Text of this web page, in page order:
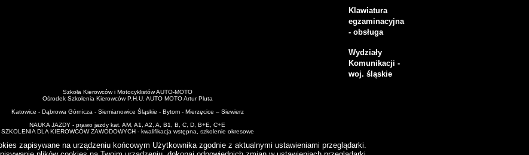
Klawiatura
egzaminacyjna
- obsługa
Wydziały
Komunikacji -
woj. śląskie
Szkoła Kierowców i Motocyklistów AUTO-MOTO
Ośrodek Szkolenia Kierowców P.H.U. AUTO MOTO Artur Pluta
Katowice - Dąbrowa Górnicza - Siemianowice Śląskie - Bytom - Mierzęcice – Siewierz
NAUKA JAZDY - prawo jazdy kat. AM, A1, A2, A, B1, B, C, D, B+E, C+E
SZKOLENIA DLA KIEROWCÓW ZAWODOWYCH - kwalifikacja wstępna, szkolenie okresowe
zapisywane na urządzeniu końcowym Użytkownika zgodnie z aktualnymi ustawieniami przeglądarki.